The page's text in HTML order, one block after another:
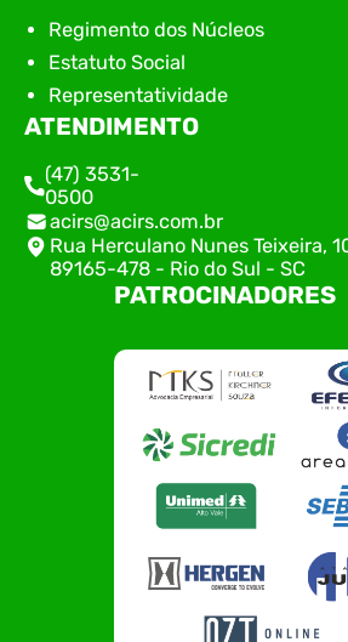
Regimento dos Núcleos
Estatuto Social
Representatividade
ATENDIMENTO
(47) 3531-
0500
acirs@acirs.com.br
Rua Herculano Nunes Teixeira,
89165-478 - Rio do Sul - SC
PATROCINADORES